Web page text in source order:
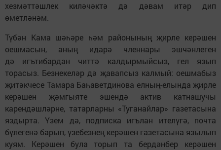
хезмәттәшлек киләчәктә дә дәвам итәр дип
өметләнәм.
Түбән Кама шәһәре һәм районының җирле керәшен
оешмасын, аның идарә членнары эшчәнлеген
дә игътибардан читтә калдырмыйсыз, гел язып
торасыз. Безнекеләр дә җавапсыз калмый: оешмабыз
җитәкчесе Тамара Баһаветдинова елның-елында җирле
керәшен җәмгыяте эшендә актив катнашучы
карендәшләрне, татарларны «Туганайлар» газетасына
яздырта. Үзем дә, подписка игълан ителүгә, почта
бүлегенә барып, үзебезнең керәшен газетасына язылып
куям. Керәшен була торып та бердәнбер керәшен